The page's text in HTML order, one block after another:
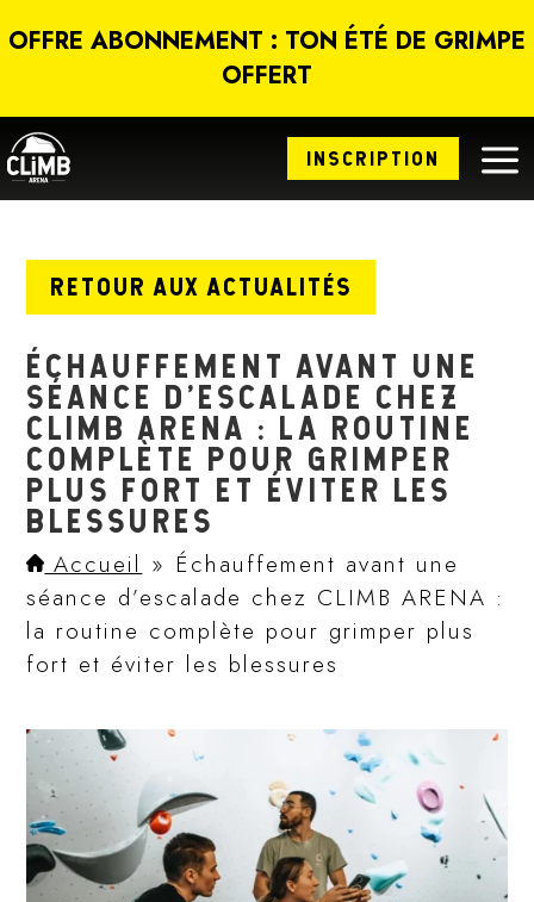
OFFRE ABONNEMENT : TON ÉTÉ DE GRIMPE
OFFERT
INSCRIPTION a
RETOUR AUX ACTUALITÉS
ÉCHAUFFEMENT AVANT UNE
SÉANCE D’ESCALADE CHEZ
CLIMB ARENA : LA ROUTINE
COMPLÈTE POUR GRIMPER
PLUS FORT ET ÉVITER LES
BLESSURES
Accueil » Échauffement avant une
séance d’escalade chez CLIMB ARENA :
la routine complète pour grimper plus
fort et éviter les blessures